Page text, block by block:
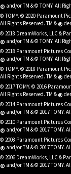
® and/or TM & © TOMY. All
© TOMY. © 2020 Paramount
All Rights Reserved. TM & ®
© 2018 DreamWorks, LLC &
® and/or TM & © TOMY. All
© 2018 Paramount Pictures
® and/or TM & © TOMY. All
© TOMY. © 2018 Paramount
All Rights Reserved. TM & ®
© 2017 TOMY. © 2016
All Rights Reserved. TM & ®
© 2014 Paramount Pictures
® and/or TM & © 2017 TOMY.
© 2010 Paramount Pictures
® and/or TM & © 2017 TOMY.
© 2008 Paramount Pictures
® and/or TM & © 2017 TOMY.
© 2006 DreamWorks, LLC &
® and/or TM & © 2017 TOMY.